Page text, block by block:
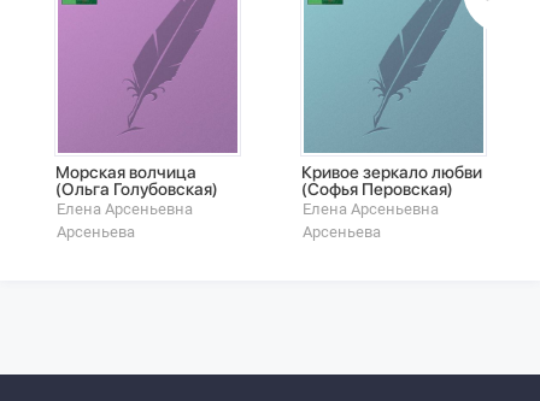
Морская волчица
(Ольга Голубовская)
Елена Арсеньевна
Арсеньева
Кривое зеркало любви
(Софья Перовская)
Елена Арсеньевна
Арсеньева